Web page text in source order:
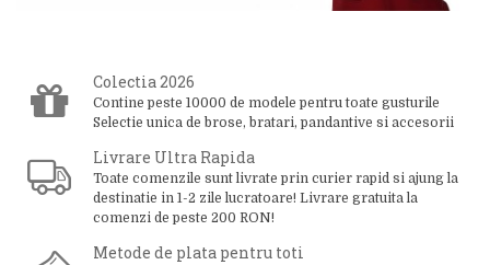
Colectia 2026
Contine peste 10000 de modele pentru toate gusturile
Selectie unica de brose, bratari, pandantive si accesorii
Livrare Ultra Rapida
Toate comenzile sunt livrate prin curier rapid si ajung la
destinatie in 1-2 zile lucratoare! Livrare gratuita la
comenzi de peste 200 RON!
Metode de plata pentru toti